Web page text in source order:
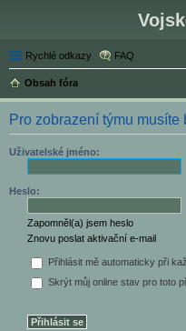
Rychlé odkazy FAQ
Obsah fóra
Pro zobrazení týmu
Uživatelské jméno:
Heslo:
Zapomněl(a) jsem heslo
Znovu poslat aktivační e-mail
Přihlásit mě automaticky při
Skrýt můj online stav pro toto